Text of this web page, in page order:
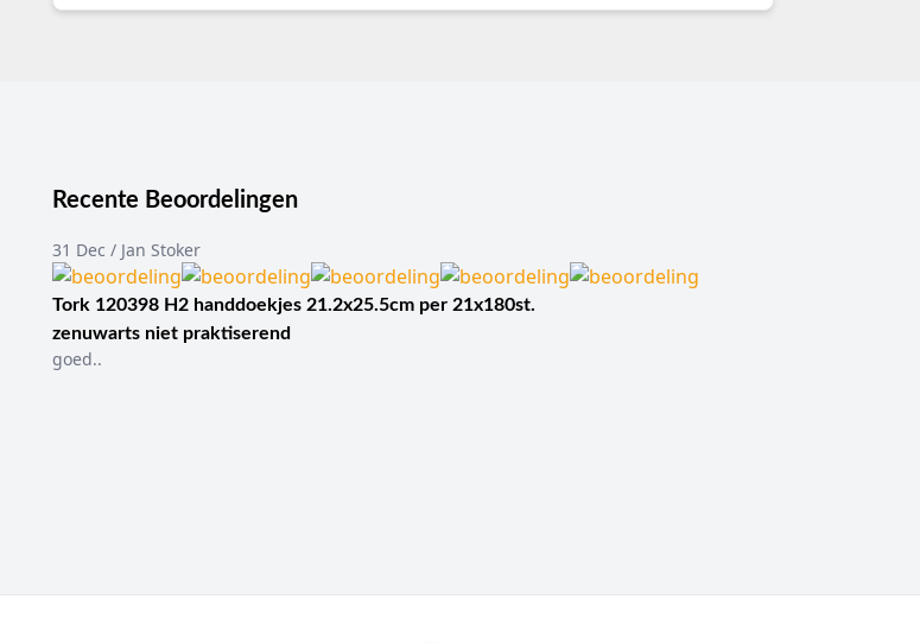
Recente Beoordelingen
31 Dec / Jan Stoker
Tork 120398 H2 handdoekjes 21.2x25.5cm per 21x180st.
zenuwarts niet praktiserend
goed..